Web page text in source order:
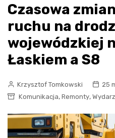
Czasowa
ruchu na
wojewódzkiej
Łaskiem a S8
Krzysztof Tomkowski
25
Komunikacja, Remonty,